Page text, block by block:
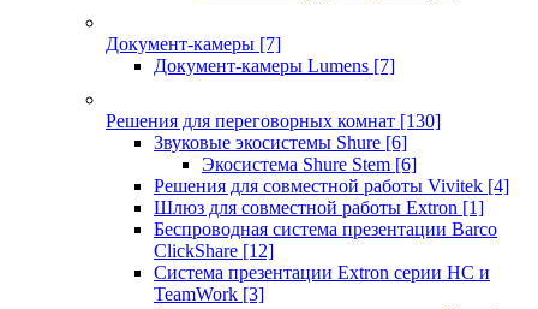
Документ-камеры [7]
Документ-камеры Lumens [7]
Решения для переговорных комнат [130]
Звуковые экосистемы Shure [6]
Экосистема Shure Stem [6]
Решения для совместной работы Vivitek [4]
Шлюз для совместной работы Extron [1]
Беспроводная система презентации Barco
ClickShare [12]
Система презентации Extron серии HC и
TeamWork [3]